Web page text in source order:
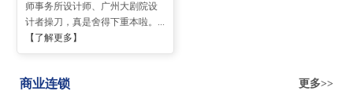
师事务所设计师、广州大剧院设
计者操刀，真是舍得下重本啦。...
【了解更多】
商业连锁 更多>>